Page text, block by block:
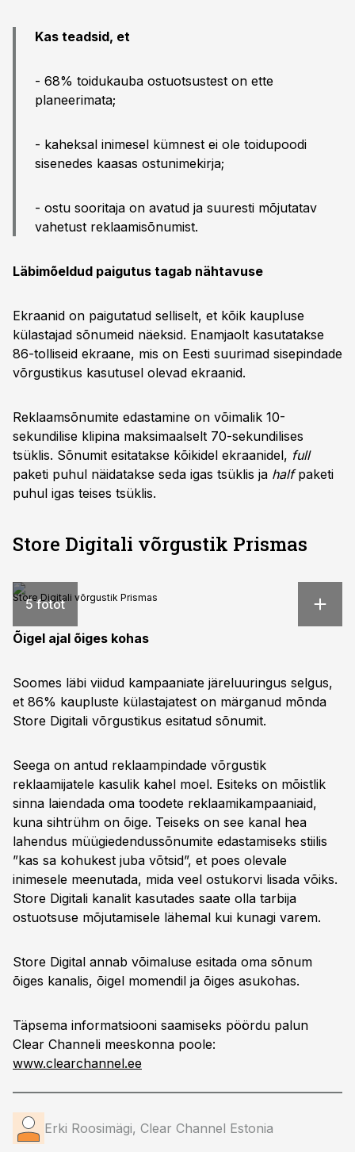
Kas teadsid, et
- 68% toidukauba ostuotsustest on ette
planeerimata;
- kaheksal inimesel kümnest ei ole toidupoodi
sisenedes kaasas ostunimekirja;
- ostu sooritaja on avatud ja suuresti mõjutatav
vahetust reklaamisõnumist.
Läbimõeldud paigutus tagab nähtavuse
Ekraanid on paigutatud selliselt, et kõik kaupluse
külastajad sõnumeid näeksid. Enamjaolt kasutatakse
86-tolliseid ekraane, mis on Eesti suurimad sisepindade
võrgustikus kasutusel olevad ekraanid.
Reklaamsõnumite edastamine on võimalik 10-
sekundilise klipina maksimaalselt 70-sekundilises
tsüklis. Sõnumit esitatakse kõikidel ekraanidel, full
paketi puhul näidatakse seda igas tsüklis ja halfpaketi
puhul igas teises tsüklis.
Store Digitali võrgustik Prismas
5 fotot
Store Digitali võrgustik Prismas
Õigel ajal õiges kohas
Soomes läbi viidud kampaaniate järeluuringus selgus,
et 86% kaupluste külastajatest on märganud mõnda
Store Digitali võrgustikus esitatud sõnumit.
Seega on antud reklaampindade võrgustik
reklaamijatele kasulik kahel moel. Esiteks on mõistlik
sinna laiendada oma toodete reklaamikampaaniaid,
kuna sihtrühm on õige. Teiseks on see kanal hea
lahendus müügiedendussõnumite edastamiseks stiilis
”kas sa kohukest juba võtsid”, et poes olevale
inimesele meenutada, mida veel ostukorvi lisada võiks.
Store Digitali kanalit kasutades saate olla tarbija
ostuotsuse mõjutamisele lähemal kui kunagi varem.
Store Digital annab võimaluse esitada oma sõnum
õiges kanalis, õigel momendil ja õiges asukohas.
Täpsema informatsiooni saamiseks pöördu palun
Clear Channeli meeskonna poole:
www.clearchannel.ee
Erki Roosimägi, Clear Channel Estonia